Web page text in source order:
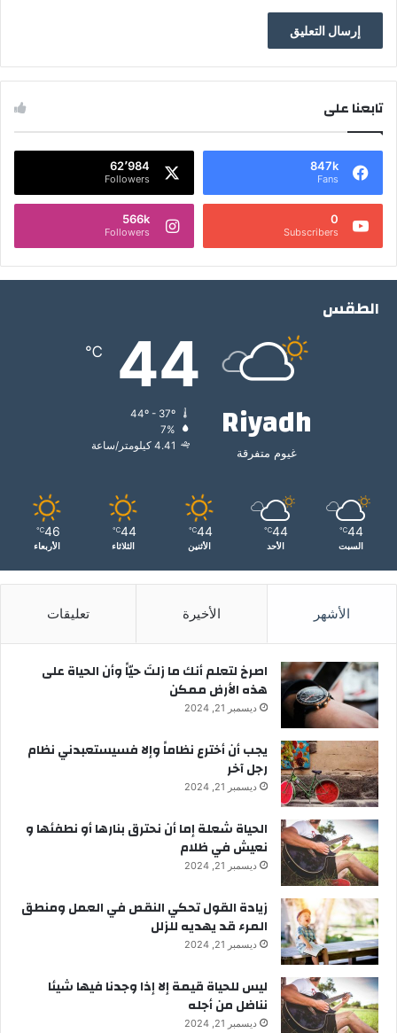
تابعنا على
847k
Fans
62٬984
Followers
0
Subscribers
566k
Followers
الطقس
Riyadh
غيوم متفرقة
44
℃
7%
4.41 كيلومتر/ساعة
44
℃
السبت
44
℃
الأحد
44
℃
الأثنين
44
℃
الثلاثاء
46
℃
الأربعاء
الأشهر الأخيرة تعليقات
‫اصرخ لتعلم أنك ما زلتَ حيّاً وأن الحياة على
هذه الأرض ممكن
ديسمبر 21, 2024
يجب أن أخترع نظاماً وإلا فسيستعبدني نظام
رجل آخر
ديسمبر 21, 2024
الحياة شعلة إما أن نحترق بنارها أو نطفئها و
نعيش في ظلام
ديسمبر 21, 2024
زيادة القول تحكي النقص في العمل ومنطق
المرء قد يهديه للزلل
ديسمبر 21, 2024
ليس للحياة قيمة إلا إذا وجدنا فيها شيئا
نناضل من أجله
ديسمبر 21, 2024